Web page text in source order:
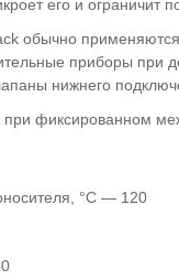
его и ограничит
обычно
приборы при
нижнего
фиксированном
°C — 120